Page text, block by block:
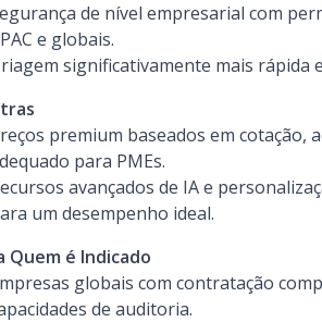
de nível empresarial com
e globais.
significativamente mais rápida
premium baseados em
para PMEs.
avançados de IA e
um desempenho ideal.
Quem é Indicado
globais com contratação
de auditoria.